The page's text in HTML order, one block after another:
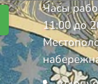
Часы
11:00 до